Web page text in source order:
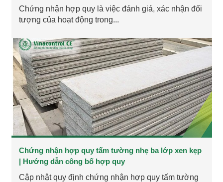
Chứng nhận hợp quy là việc đánh giá, xác nhận đối
tượng của hoạt động trong...
Chứng nhận hợp quy tấm tường nhẹ ba lớp xen kẹp
| Hướng dẫn công bố hợp quy
Cập nhật quy định chứng nhận hợp quy tấm tường